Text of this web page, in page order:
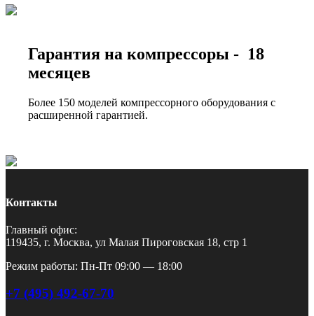
Гарантия на компрессоры - 18
месяцев
Более 150 моделей компрессорного оборудования с
расширенной гарантией.
Контакты
Главный офис:
119435, г. Москва, ул Малая Пироговская 18, стр 1
Режим работы: Пн-Пт 09:00 — 18:00
+7 (495) 492-67-70